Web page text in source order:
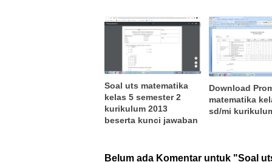
Soal uts matematika
kelas 5 semester 2
kurikulum 2013
beserta kunci jawaban
Download
matematika
sd/mi
Belum ada Komentar untuk "Soal